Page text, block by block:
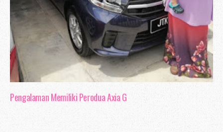
Pengalaman Memiliki Perodua Axia G